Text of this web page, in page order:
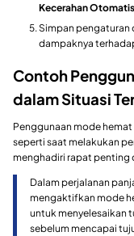
Kecerahan Otomatis
Simpan pengaturan
dampaknya
Contoh
dalam Situasi
Penggunaan mode
seperti saat melakukan
menghadiri rapat penting
Dalam perjalanan
mengaktifkan mode
untuk menyelesaikan
sebelum mencapai